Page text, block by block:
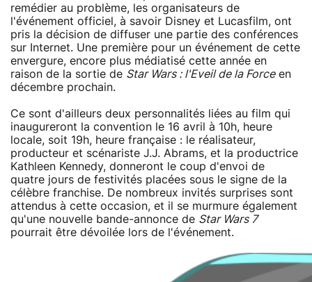
remédier au problème, les organisateurs de
l'événement officiel, à savoir Disney et Lucasfilm, ont
pris la décision de diffuser une partie des conférences
sur Internet. Une première pour un événement de cette
envergure, encore plus médiatisé cette année en
raison de la sortie de Star Wars : l'Eveil de la Forceen
décembre prochain.
Ce sont d'ailleurs deux personnalités liées au film qui
inaugureront la convention le 16 avril à 10h, heure
locale, soit 19h, heure française : le réalisateur,
producteur et scénariste J.J. Abrams, et la productrice
Kathleen Kennedy, donneront le coup d'envoi de
quatre jours de festivités placées sous le signe de la
célèbre franchise. De nombreux invités surprises sont
attendus à cette occasion, et il se murmure également
qu'une nouvelle bande-annonce de Star Wars 7
pourrait être dévoilée lors de l'événement.